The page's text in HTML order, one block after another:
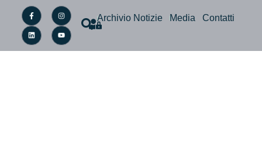
Archivio Notizie Media Contatti